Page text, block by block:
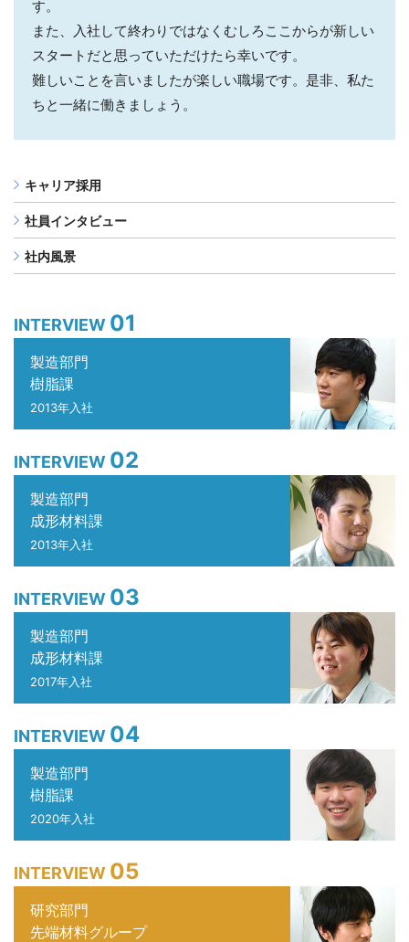
す。
また、入社して終わりではなくむしろここからが新しい
スタートだと思っていただけたら幸いです。
難しいことを言いましたが楽しい職場です。是非、私た
ちと一緒に働きましょう。
キャリア採用
社員インタビュー
社内風景
INTERVIEW 01
製造部門
樹脂課
2013年入社
INTERVIEW 02
製造部門
成形材料課
2013年入社
INTERVIEW 03
製造部門
成形材料課
2017年入社
INTERVIEW 04
製造部門
樹脂課
2020年入社
INTERVIEW 05
研究部門
先端材料グループ